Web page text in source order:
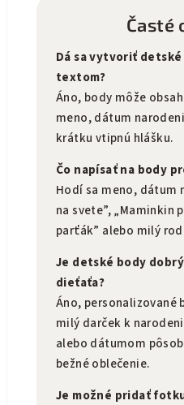
Časté
Dá sa vytvoriť
textom?
Áno, body môže
meno, dátum
krátku vtipnú hlášku.
Čo napísať na body
Hodí sa meno, dátum
na svete”, „Maminkin
parťák” alebo milý
Je detské body
dieťaťa?
Áno, personalizované
milý darček k
alebo dátumom
bežné oblečenie.
Je možné pridať